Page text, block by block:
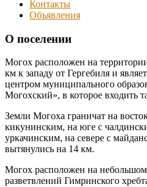
Контакты
Объявления
О поселении
Могох расположен на
км к западу от Гергебиля и
центром муниципального
Могохский», в которое входить
Земли Могоха граничат на
кикунинским, на юге с
уркачинским, на севере с
вытянулись на 14 км.
Могох расположен на
разветвлений Гимринского